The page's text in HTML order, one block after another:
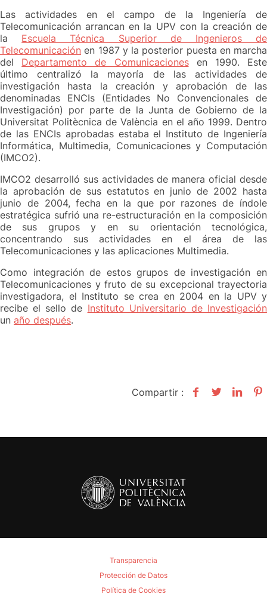
Las actividades en el campo de la Ingeniería de
Telecomunicación arrancan en la UPV con la creación de
la Escuela Técnica Superior de Ingenieros de
Telecomunicación en 1987 y la posterior puesta en marcha
del Departamento de Comunicacionesen 1990. Este
último centralizó la mayoría de las actividades de
investigación hasta la creación y aprobación de las
denominadas ENCIs (Entidades No Convencionales de
Investigación) por parte de la Junta de Gobierno de la
Universitat Politècnica de València en el año 1999. Dentro
de las ENCIs aprobadas estaba el Instituto de Ingeniería
Informática, Multimedia, Comunicaciones y Computación
(IMCO2).
IMCO2 desarrolló sus actividades de manera oficial desde
la aprobación de sus estatutos en junio de 2002 hasta
junio de 2004, fecha en la que por razones de índole
estratégica sufrió una re-estructuración en la composición
de sus grupos y en su orientación tecnológica,
concentrando sus actividades en el área de las
Telecomunicaciones y las aplicaciones Multimedia.
Como integración de estos grupos de investigación en
Telecomunicaciones y fruto de su excepcional trayectoria
investigadora, el Instituto se crea en 2004 en la UPV y
recibe el sello de Instituto Universitario de Investigación
un año después.
Compartir :
Transparencia
Protección de Datos
Política de Cookies